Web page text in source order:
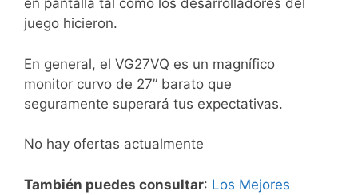
en pantalla tal como los desarrolladores del
juego hicieron.
En general, el VG27VQ es un magnífico
monitor curvo de 27” barato que
seguramente superará tus expectativas.
No hay ofertas actualmente
También puedes consultar: Los Mejores